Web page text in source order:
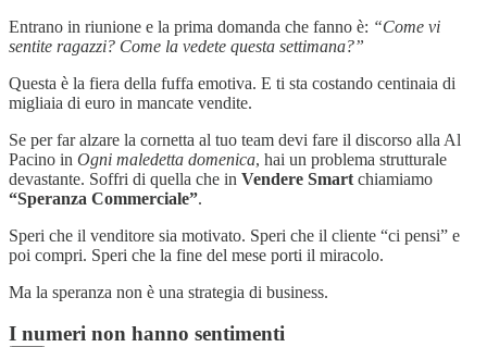
Entrano in riunione e la prima domanda che fanno è: “Come vi
sentite ragazzi? Come la vedete questa settimana?”
Questa è la fiera della fuffa emotiva. E ti sta costando centinaia di
migliaia di euro in mancate vendite.
Se per far alzare la cornetta al tuo team devi fare il discorso alla Al
Pacino in Ogni maledetta domenica, hai un problema strutturale
devastante. Soffri di quella che in Vendere Smart chiamiamo
“Speranza Commerciale”.
Speri che il venditore sia motivato. Speri che il cliente “ci pensi” e
poi compri. Speri che la fine del mese porti il miracolo.
Ma la speranza non è una strategia di business.
I numeri non hanno sentimenti